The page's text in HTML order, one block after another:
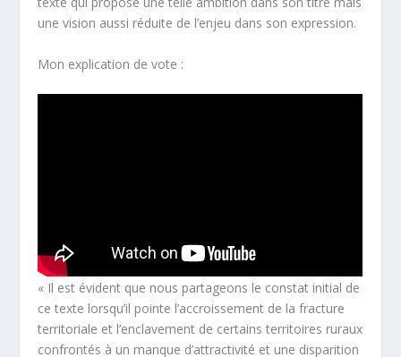
une vision aussi réduite de l’enjeu dans son expression.
Mon explication de vote :
« Il est évident que nous partageons le constat initial de
ce texte lorsqu’il pointe l’accroissement de la fracture
territoriale et l’enclavement de certains territoires ruraux
confrontés à un manque d’attractivité et une disparition